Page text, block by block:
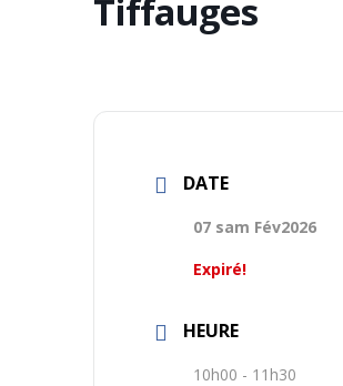
Tiffauges
DATE
07 sam Fév2026
Expiré!
HEURE
10h00 - 11h30